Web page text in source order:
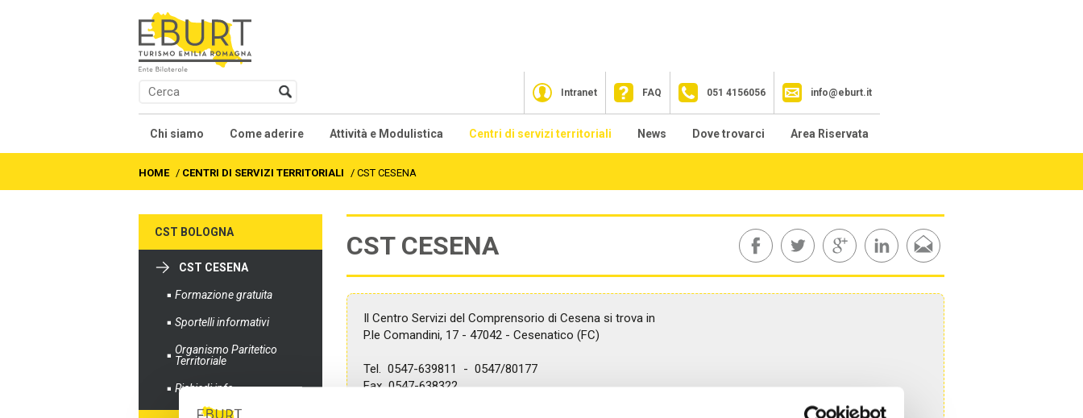
Intranet FAQ 051 4156056 info@eburt.it
Chi siamo
Presentazione
Accordi e Regolamenti
Come aderire
Contratti collettivi nazionali
Attività e Modulistica
Cosa facciamo
Fondo sostegno al reddito
Altre prestazioni
Formazione
Assistenza tecnica Fondo For.Te.
Centri di servizi territoriali
CST Ferrara
CST Forlì
CST Modena
CST Piacenza
News
2022
2019
Dove trovarci Area Riservata
HOME / CENTRI DI SERVIZI TERRITORIALI / CST CESENA
CST BOLOGNA
CST CESENA
Formazione gratuita
Sportelli informativi
Organismo Paritetico
Territoriale
Richiedi info
CST CESENA
Il Centro Servizi del Comprensorio di Cesena si trova in
P.le Comandini, 17 - 47042 - Cesenatico (FC)
Tel. 0547-639811 - 0547/80177
Fax 0547-638322